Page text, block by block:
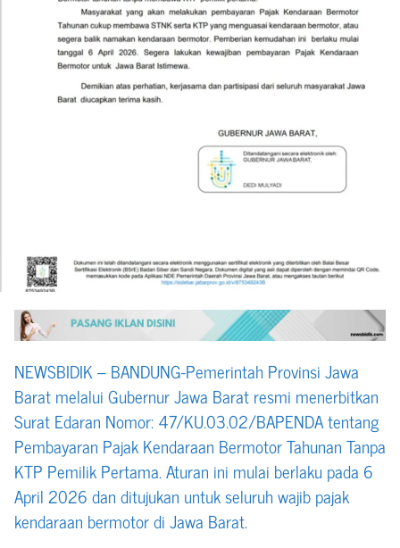
NEWSBIDIK – BANDUNG-Pemerintah Provinsi Jawa
Barat melalui Gubernur Jawa Barat resmi menerbitkan
Surat Edaran Nomor: 47/KU.03.02/BAPENDA tentang
Pembayaran Pajak Kendaraan Bermotor Tahunan Tanpa
KTP Pemilik Pertama. Aturan ini mulai berlaku pada 6
April 2026 dan ditujukan untuk seluruh wajib pajak
kendaraan bermotor di Jawa Barat.